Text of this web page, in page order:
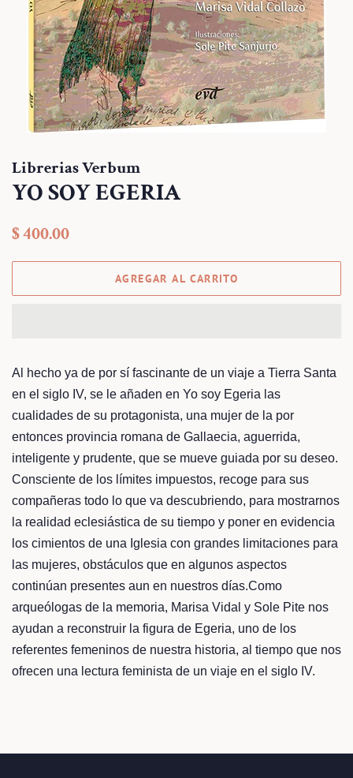
Librerias Verbum
YO SOY EGERIA
Precio
$ 400.00
AGREGAR AL CARRITO
Al hecho ya de por sí fascinante de un viaje a Tierra Santa
en el siglo IV, se le añaden en Yo soy Egeria las
cualidades de su protagonista, una mujer de la por
entonces provincia romana de Gallaecia, aguerrida,
inteligente y prudente, que se mueve guiada por su deseo.
Consciente de los límites impuestos, recoge para sus
compañeras todo lo que va descubriendo, para mostrarnos
la realidad eclesiástica de su tiempo y poner en evidencia
los cimientos de una Iglesia con grandes limitaciones para
las mujeres, obstáculos que en algunos aspectos
continúan presentes aun en nuestros días.Como
arqueólogas de la memoria, Marisa Vidal y Sole Pite nos
ayudan a reconstruir la figura de Egeria, uno de los
referentes femeninos de nuestra historia, al tiempo que nos
ofrecen una lectura feminista de un viaje en el siglo IV.